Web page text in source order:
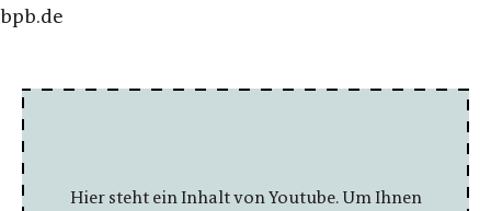
bpb.de
Hier steht ein Inhalt von Youtube. Um Ihnen